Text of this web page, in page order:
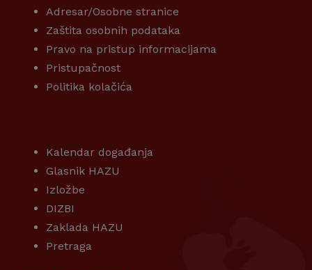
Adresar/Osobne stranice
Zaštita osobnih podataka
Pravo na pristup informacijama
Pristupačnost
Politika kolačića
Kalendar događanja
Glasnik HAZU
Izložbe
DIZBI
Zaklada HAZU
Pretraga